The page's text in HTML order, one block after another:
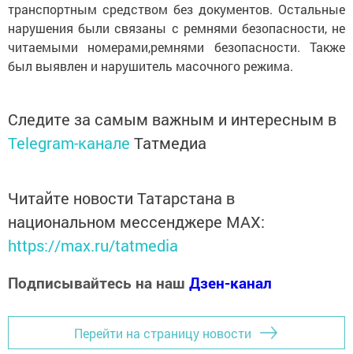
транспортным средством без документов. Остальные
нарушения были связаны с ремнями безопасности, не
читаемыми номерами,ремнями безопасности. Также
был выявлен и нарушитель масочного режима.
Следите за самым важным и интересным в
Telegram-канале Татмедиа
Читайте новости Татарстана в
национальном мессенджере MАХ:
https://max.ru/tatmedia
Подписывайтесь на наш Дзен-канал
Перейти на страницу новости